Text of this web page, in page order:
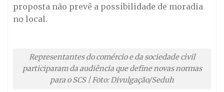
proposta não prevê a possibilidade de moradia
no local.
Representantes do comércio e da sociedade civil
participaram da audiência que define novas normas
para o SCS | Foto: Divulgação/Seduh